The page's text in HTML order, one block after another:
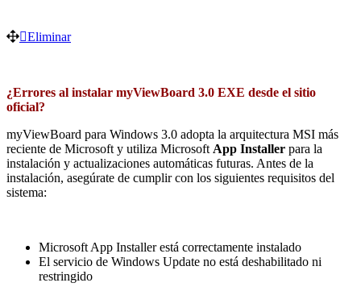
Eliminar
¿Errores al instalar myViewBoard 3.0 EXE desde el sitio
oficial?
myViewBoard para Windows 3.0 adopta la arquitectura MSI más
reciente de Microsoft y utiliza Microsoft App Installer para la
instalación y actualizaciones automáticas futuras. Antes de la
instalación, asegúrate de cumplir con los siguientes requisitos del
sistema:
Microsoft App Installer está correctamente instalado
El servicio de Windows Update no está deshabilitado ni
restringido